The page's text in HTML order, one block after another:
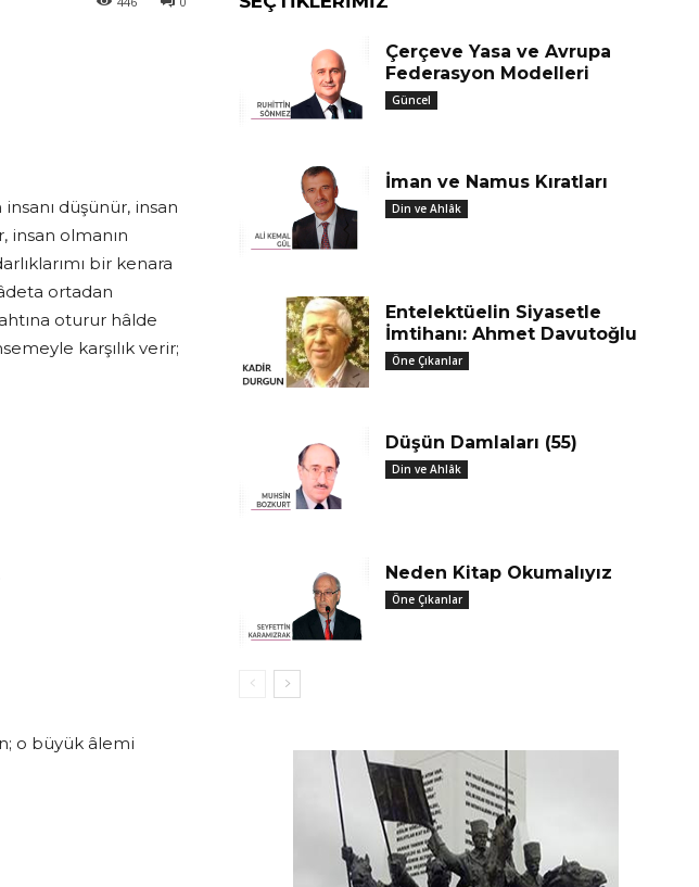
düşünür, insan
insan olmanın
bir kenara
ortadan
oturur hâlde
karşılık verir;
o büyük âlemi
Çerçeve Yasa ve Avrupa
Federasyon Modelleri
Güncel
İman ve Namus Kıratları
Din ve Ahlâk
Entelektüelin Siyasetle
İmtihanı: Ahmet Davutoğlu
Öne Çıkanlar
Düşün Damlaları (55)
Din ve Ahlâk
Neden Kitap Okumalıyız
Öne Çıkanlar